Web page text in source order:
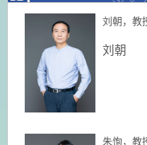
刘朝，教
刘朝
朱恂，教